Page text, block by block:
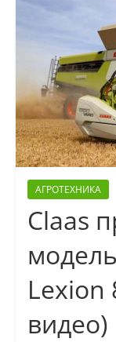
АГРОТЕХНИКА
Claas
Lexion
видео)